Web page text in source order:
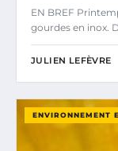
EN BREF
gourdes en inox.
JULIEN LEFÈVRE
ENVIRONNEMENT